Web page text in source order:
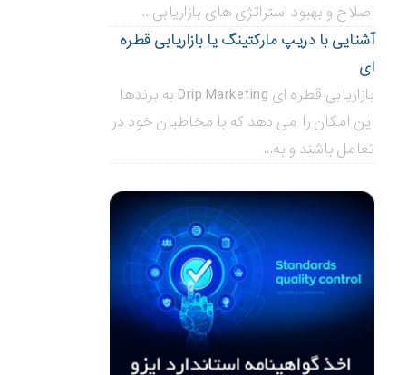
اصلاح و بهبود استراتژی های بازاریابی...
آشنایی با دریپ مارکتینگ یا بازاریابی قطره
ای
بازاریابی قطره ای Drip Marketing به برندها
این امکان را می دهد که با مخاطبان خود در
تعامل باشند و به...